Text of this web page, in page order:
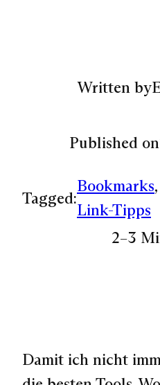
Written by
Published on
Tagged:
Bookmarks,
Link-Tipps
2–3
Damit ich nicht